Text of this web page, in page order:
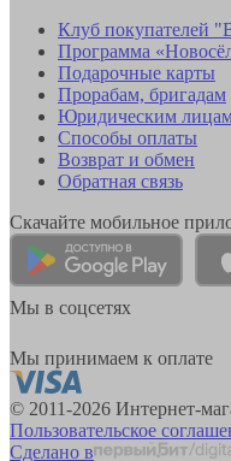
Клуб покупателей
Программа
Подарочные карты
Прорабам, бригадам
Юридическим
Способы оплаты
Возврат и обмен
Обратная связь
Скачайте мобильное
Мы в соцсетях
Мы принимаем к оплате
© 2011-2026 Интернет-
Пользовательское
Сделано в